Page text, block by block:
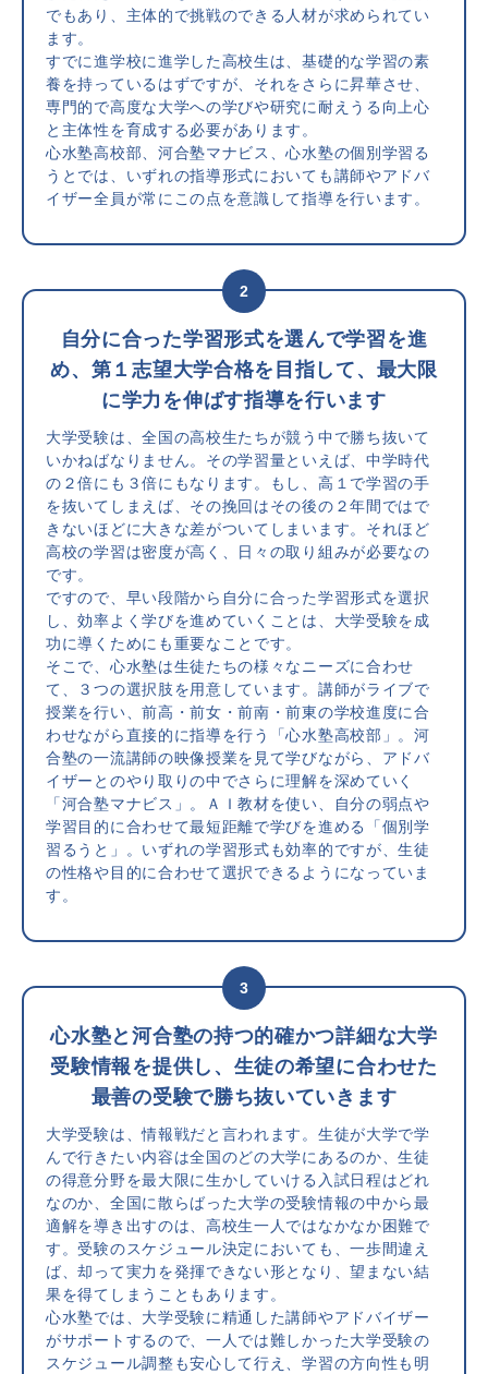
でもあり、主体的で挑戦のできる人材が求められてい
ます。
すでに進学校に進学した高校生は、基礎的な学習の素
養を持っているはずですが、それをさらに昇華させ、
専門的で高度な大学への学びや研究に耐えうる向上心
と主体性を育成する必要があります。
心水塾高校部、河合塾マナビス、心水塾の個別学習る
うとでは、いずれの指導形式においても講師やアドバ
イザー全員が常にこの点を意識して指導を行います。
2
自分に合った学習形式を選んで学習を進
め、第１志望大学合格を目指して、最大限
に学力を伸ばす指導を行います
大学受験は、全国の高校生たちが競う中で勝ち抜いて
いかねばなりません。その学習量といえば、中学時代
の２倍にも３倍にもなります。もし、高１で学習の手
を抜いてしまえば、その挽回はその後の２年間ではで
きないほどに大きな差がついてしまいます。それほど
高校の学習は密度が高く、日々の取り組みが必要なの
です。
ですので、早い段階から自分に合った学習形式を選択
し、効率よく学びを進めていくことは、大学受験を成
功に導くためにも重要なことです。
そこで、心水塾は生徒たちの様々なニーズに合わせ
て、３つの選択肢を用意しています。講師がライブで
授業を行い、前高・前女・前南・前東の学校進度に合
わせながら直接的に指導を行う「心水塾高校部」。河
合塾の一流講師の映像授業を見て学びながら、アドバ
イザーとのやり取りの中でさらに理解を深めていく
「河合塾マナビス」。ＡＩ教材を使い、自分の弱点や
学習目的に合わせて最短距離で学びを進める「個別学
習るうと」。いずれの学習形式も効率的ですが、生徒
の性格や目的に合わせて選択できるようになっていま
す。
3
心水塾と河合塾の持つ的確かつ詳細な大学
受験情報を提供し、 生徒の希望に合わせた
最善の受験で勝ち抜いていきます
大学受験は、情報戦だと言われます。生徒が大学で学
んで行きたい内容は全国のどの大学にあるのか、生徒
の得意分野を最大限に生かしていける入試日程はどれ
なのか、全国に散らばった大学の受験情報の中から最
適解を導き出すのは、高校生一人ではなかなか困難で
す。受験のスケジュール決定においても、一歩間違え
ば、却って実力を発揮できない形となり、望まない結
果を得てしまうこともあります。
心水塾では、大学受験に精通した講師やアドバイザー
がサポートするので、一人では難しかった大学受験の
スケジュール調整も安心して行え、学習の方向性も明